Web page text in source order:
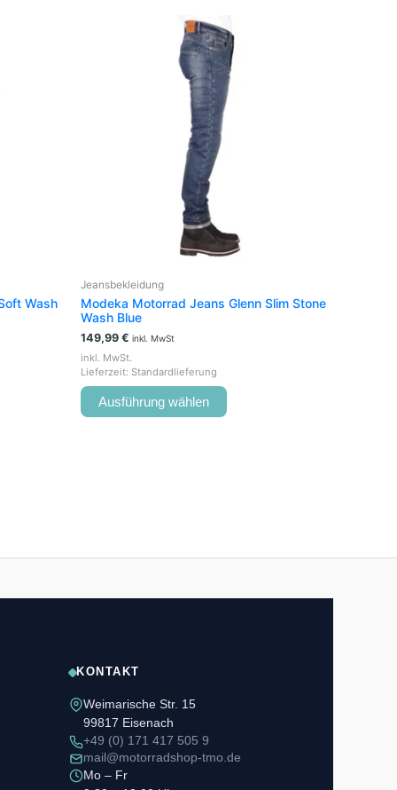
Wash
Jeansbekleidung
Modeka Motorrad Jeans Glenn Slim Stone
Wash Blue
149,99 € inkl. MwSt
inkl. MwSt.
Lieferzeit: Standardlieferung
Ausführung wählen
Produkt
weist
mehrere
Varianten
gewählt
KONTAKT
Weimarische Str. 15
99817 Eisenach
+49 (0) 171 417 505 9
mail@motorradshop-tmo.de
Mo – Fr